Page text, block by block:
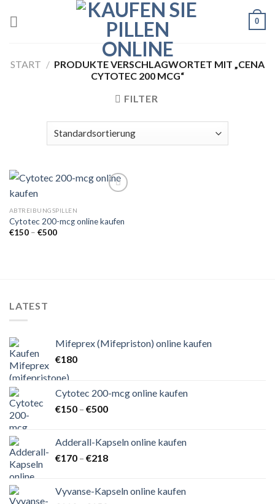
0
START / PRODUKTE VERSCHLAGWORTET MIT „CENA
CYTOTEC 200 MCG“
FILTER
Add to
ABTREIBUNGSPILLEN
Cytotec 200-mcg online kaufen
€150 – €500Preisspanne:
LATEST
Mifeprex (Mifepriston) online kaufen
€180
Cytotec 200-mcg online kaufen
€150 – €500Preisspanne:
€500
Adderall-Kapseln online kaufen
€170 – €218Preisspanne:
€218
Vyvanse-Kapseln online kaufen